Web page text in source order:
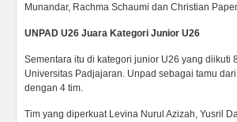
Munandar, Rachma Schaumi dan Christian
UNPAD U26 Juara Kategori Junior U26
Sementara itu di kategori junior U26 yang
Universitas Padjajaran. Unpad sebagai tamu
dengan 4 tim.
Tim yang diperkuat Levina Nurul Azizah, Yusril